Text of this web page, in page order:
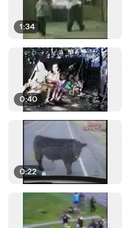
1:34
0:40
0:22